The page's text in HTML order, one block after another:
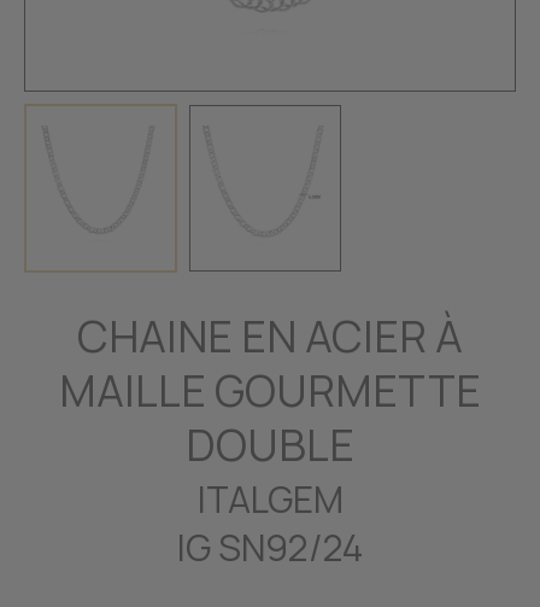
CHAINE EN ACIER À
MAILLE GOURMETTE
DOUBLE
ITALGEM
IG SN92/24